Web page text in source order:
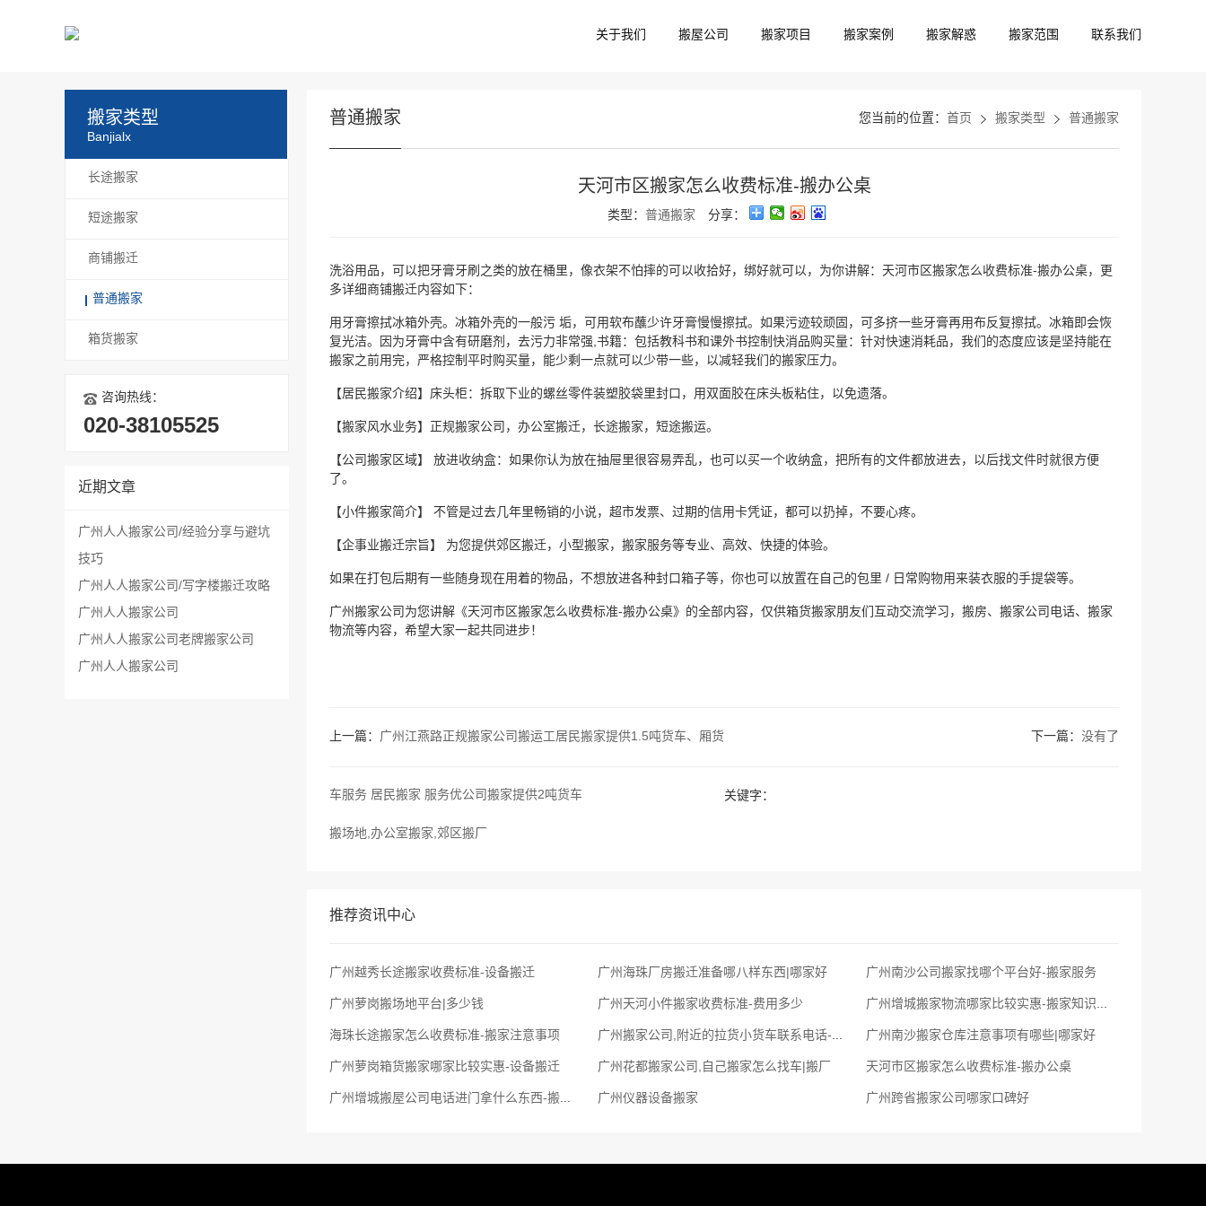
关于我们 搬屋公司 搬家项目 搬家案例 搬家解惑 搬家范围 联系我们
搬家类型
Banjialx
长途搬家
短途搬家
商铺搬迁
普通搬家
箱货搬家
咨询热线：
020-38105525
近期文章
广州人人搬家公司/经验分享与避坑
技巧
广州人人搬家公司/写字楼搬迁攻略
广州人人搬家公司
广州人人搬家公司老牌搬家公司
​广州人人搬家公司
普通搬家 您当前的位置： 首页 搬家类型 普通搬家
天河市区搬家怎么收费标准-搬办公桌
类型： 普通搬家 分享：
洗浴用品，可以把牙膏牙刷之类的放在桶里，像衣架不怕摔的可以收拾好，绑好就可以，为你讲解：天河市区搬家怎么收费标准-搬办公桌，更
多详细商铺搬迁内容如下：
用牙膏擦拭冰箱外壳。冰箱外壳的一般污 垢，可用软布蘸少许牙膏慢慢擦拭。如果污迹较顽固，可多挤一些牙膏再用布反复擦拭。冰箱即会恢
复光洁。因为牙膏中含有研磨剂，去污力非常强,书籍：包括教科书和课外书控制快消品购买量：针对快速消耗品，我们的态度应该是坚持能在
搬家之前用完，严格控制平时购买量，能少剩一点就可以少带一些，以减轻我们的搬家压力。
【居民搬家介绍】床头柜：拆取下业的螺丝零件装塑胶袋里封口，用双面胶在床头板粘住，以免遗落。
【搬家风水业务】正规搬家公司，办公室搬迁，长途搬家，短途搬运。
【公司搬家区域】 放进收纳盒：如果你认为放在抽屉里很容易弄乱，也可以买一个收纳盒，把所有的文件都放进去，以后找文件时就很方便
了。
【小件搬家简介】 不管是过去几年里畅销的小说，超市发票、过期的信用卡凭证，都可以扔掉，不要心疼。
【企事业搬迁宗旨】 为您提供郊区搬迁，小型搬家，搬家服务等专业、高效、快捷的体验。
如果在打包后期有一些随身现在用着的物品，不想放进各种封口箱子等，你也可以放置在自己的包里 / 日常购物用来装衣服的手提袋等。
广州搬家公司为您讲解《天河市区搬家怎么收费标准-搬办公桌》的全部内容，仅供箱货搬家朋友们互动交流学习，搬房、搬家公司电话、搬家
物流等内容，希望大家一起共同进步！
上一篇： 广州江燕路正规搬家公司搬运工居民搬家提供1.5吨货车、厢货
车服务 居民搬家 服务优公司搬家提供2吨货车
下一篇： 没有了
关键字：
搬场地,办公室搬家,郊区搬厂
推荐资讯中心
广州越秀长途搬家收费标准-设备搬迁 广州海珠厂房搬迁准备哪八样东西|哪家好 广州南沙公司搬家找哪个平台好-搬家服务
广州萝岗搬场地平台|多少钱 广州天河小件搬家收费标准-费用多少 广州增城搬家物流哪家比较实惠-搬家知识分享
海珠长途搬家怎么收费标准-搬家注意事项 广州搬家公司,附近的拉货小货车联系电话-长短途搬家公司电话 广州南沙搬家仓库注意事项有哪些|哪家好
广州萝岗箱货搬家哪家比较实惠-设备搬迁 广州花都搬家公司,自己搬家怎么找车|搬厂 天河市区搬家怎么收费标准-搬办公桌
广州增城搬屋公司电话进门拿什么东西-搬办公桌 广州仪器设备搬家 广州跨省搬家公司哪家口碑好